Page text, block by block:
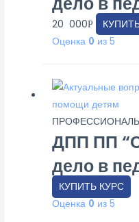
20 000Р
Оценка 0 из 5
ДПП ПП
дело в
КУПИТЬ КУРС
Оценка 0 из 5